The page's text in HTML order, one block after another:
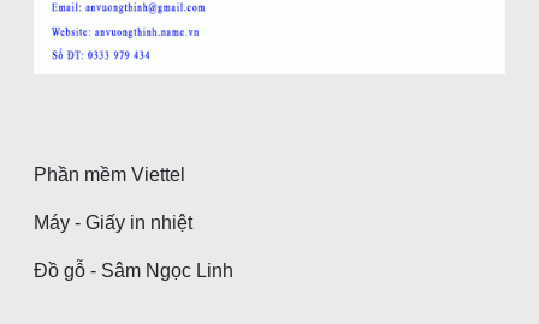
Phần mềm Viettel
Máy - Giấy in nhiệt
Đồ gỗ - Sâm Ngọc Linh